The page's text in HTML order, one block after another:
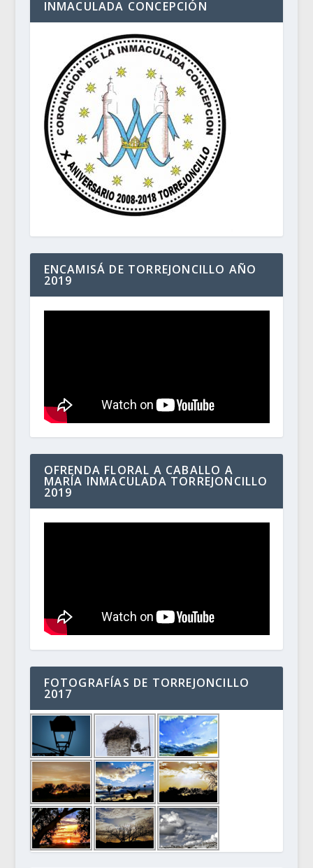
INMACULADA CONCEPCIÓN
ENCAMISÁ DE TORREJONCILLO AÑO
2019
OFRENDA FLORAL A CABALLO A
MARÍA INMACULADA TORREJONCILLO
2019
FOTOGRAFÍAS DE TORREJONCILLO
2017